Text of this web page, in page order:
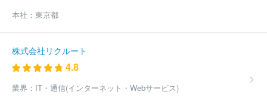
本社： 東京都
株式会社リクルート
4.8
業界： IT・通信(インターネット・Webサービス)